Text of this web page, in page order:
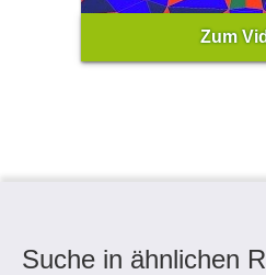
Zum
Suche in ähnlichen